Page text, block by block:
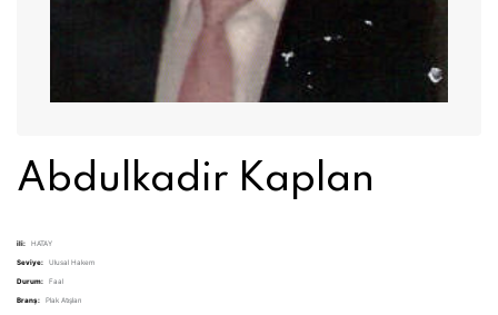
Abdulkadir Kaplan
ili: HATAY
Seviye: Ulusal Hakem
Durum: Faal
Branş: Plak Atışları